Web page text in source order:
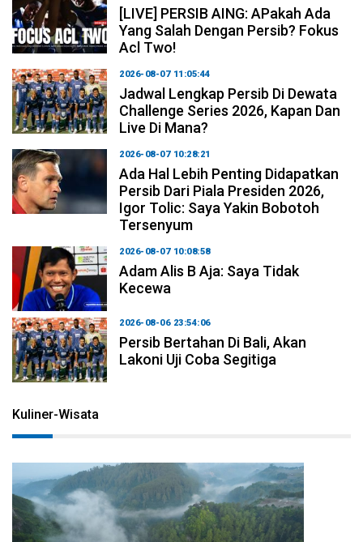
[LIVE] PERSIB AING: APakah Ada
Yang Salah Dengan Persib? Fokus
Acl Two!
2026-08-07 11:05:44
Jadwal Lengkap Persib Di Dewata
Challenge Series 2026, Kapan Dan
Live Di Mana?
2026-08-07 10:28:21
Ada Hal Lebih Penting Didapatkan
Persib Dari Piala Presiden 2026,
Igor Tolic: Saya Yakin Bobotoh
Tersenyum
2026-08-07 10:08:58
Adam Alis B Aja: Saya Tidak
Kecewa
2026-08-06 23:54:06
Persib Bertahan Di Bali, Akan
Lakoni Uji Coba Segitiga
Kuliner-Wisata